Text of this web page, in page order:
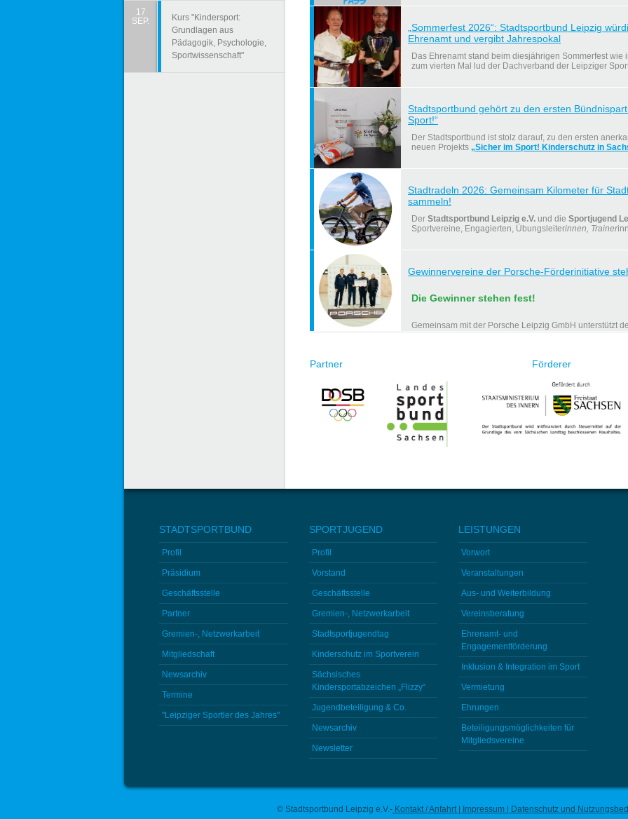
17
SEP.
Kurs "Kindersport:
Grundlagen aus
Pädagogik, Psychologie,
Sportwissenschaft"
„Sommerfest 2026“: Stadtsportbund Leipzig
Ehrenamt und vergibt Jahrespokal
Das Ehrenamt stand beim diesjährigen Sommerfest wie
zum vierten Mal lud der Dachverband der Leipziger
Stadtsportbund gehört zu den ersten
Sport!“
Der Stadtsportbund ist stolz darauf, zu den ersten
neuen Projekts „Sicher im Sport! Kinderschutz in
Stadtradeln 2026: Gemeinsam Kilometer für
sammeln!
Der Stadtsportbund Leipzig e.V. und die Sportjugend
Sportvereine, Engagierten, Übungsleiterinnen, Trainer
Gewinnervereine der Porsche-Förderinitiative
Die Gewinner stehen fest!
Gemeinsam mit der Porsche Leipzig GmbH unterstützt
e.V. (SSBL) sozial benachteiligte Kinder…
Partner Förderer
STADTSPORTBUND
Profil
Präsidium
Geschäftsstelle
Partner
Gremien-, Netzwerkarbeit
Mitgliedschaft
Newsarchiv
Termine
"Leipziger Sportler des Jahres"
SPORTJUGEND
Profil
Vorstand
Geschäftsstelle
Gremien-, Netzwerkarbeit
Stadtsportjugendtag
Kinderschutz im Sportverein
Sächsisches
Kindersportabzeichen „Flizzy“
Jugendbeteiligung & Co.
Newsarchiv
Newsletter
LEISTUNGEN
Vorwort
Veranstaltungen
Aus- und Weiterbildung
Vereinsberatung
Ehrenamt- und
Engagementförderung
Inklusion & Integration im Sport
Vermietung
Ehrungen
Beteiligungsmöglichkeiten für
Mitgliedsvereine
© Stadtsportbund Leipzig e.V.- Kontakt / Anfahrt Impressum Datenschutz und